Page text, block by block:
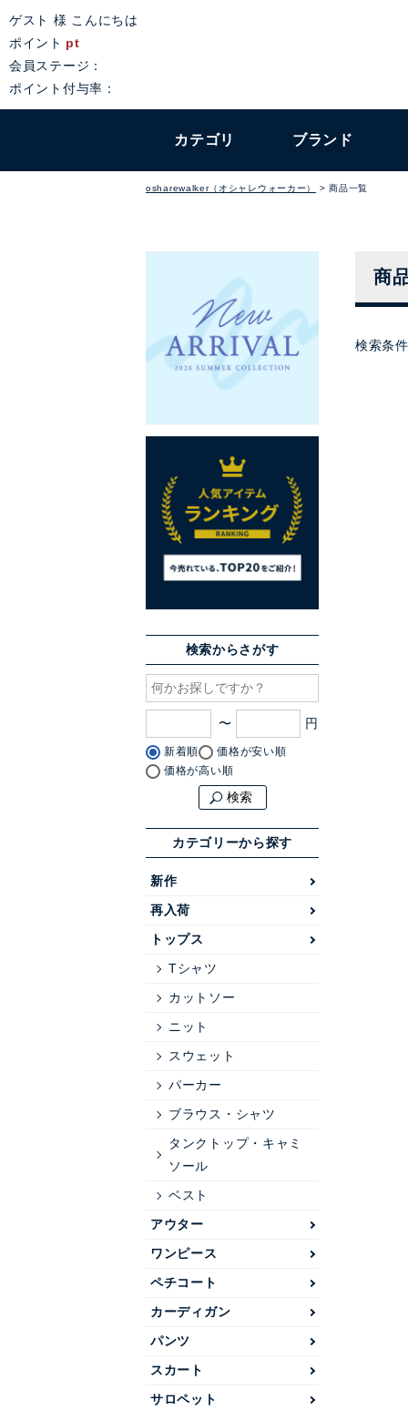
ゲスト 様 こんにちは
ポイント pt
会員ステージ：
ポイント付与率：
カテゴリ ブランド
osharewalker（オシャレウォーカー） 商品一覧
検索からさがす
〜
新着順
価格が安い順
価格が高い順
検索
カテゴリーから探す
新作
再入荷
トップス
Tシャツ
カットソー
ニット
スウェット
パーカー
ブラウス・シャツ
タンクトップ・キャミ
ソール
ベスト
アウター
ワンピース
ペチコート
カーディガン
パンツ
スカート
サロペット
商
検索条